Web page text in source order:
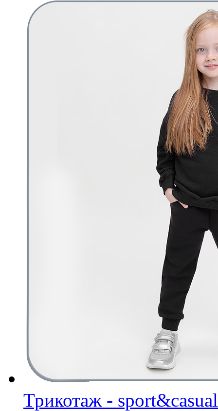
Трикотаж - sport&casual